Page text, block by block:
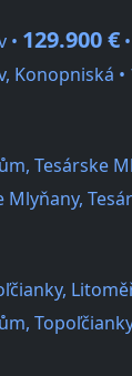
• 129.900 € •
Konopniská •
Tesárske
Mlyňany,